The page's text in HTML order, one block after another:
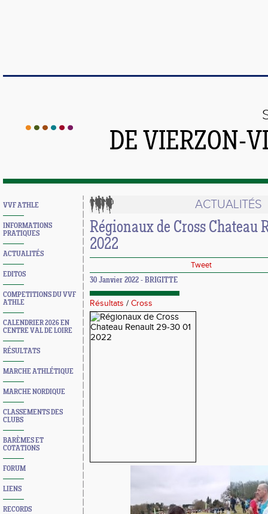
DE VIERZON-
VVF ATHLE
INFORMATIONS
PRATIQUES
ACTUALITÉS
EDITOS
COMPETITIONS DU VVF
ATHLE
CALENDRIER 2026 EN
CENTRE VAL DE LOIRE
RÉSULTATS
MARCHE ATHLÉTIQUE
MARCHE NORDIQUE
CLASSEMENTS DES
CLUBS
BARÈMES ET
COTATIONS
FORUM
LIENS
RECORDS
ACTUALITÉS
Régionaux de Cross Chateau
2022
Tweet
30 Janvier 2022 - BRIGITTE
Résultats / Cross